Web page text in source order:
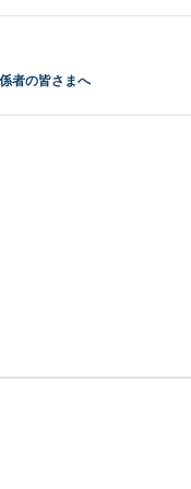
者の皆さまへ